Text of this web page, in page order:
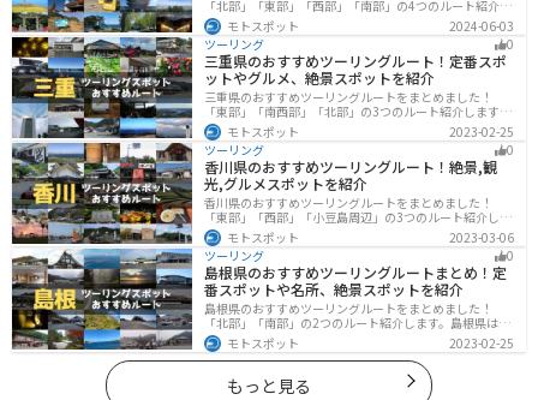
「北部」「東部」「西部」「南部」の4つのルート紹介し
ます。豊かな自然から歴史ある名所、グルメまで多彩な
魅力が詰まっており、様々な楽しみ方ができます。バイ
クで福岡県にツーリングに行く際は参考にしてくださ
い。
モトスポット
2024-06-03
ツーリング
0
三重県のおすすめツーリングルート！定番スポ
ットやグルメ、絶景スポットを紹介
三重県のおすすめツーリングルートをまとめました！
「東部」「南西部」「北部」の3つのルート紹介します。
標高の高いスカイラインからリアス式海岸まであるの
で、飽きることなくツーリングを堪能できます。バイク
で三重県にツーリングに行く際は参考にしてください。
モトスポット
2023-02-25
ツーリング
0
香川県のおすすめツーリングルート！絶景,観
光,グルメスポットを紹介
香川県のおすすめツーリングルートをまとめました！
「東部」「西部」「小豆島周辺」の3つのルート紹介しま
す。自然豊かな山から海、絶品グルメを満喫するツーリ
ングができます。バイクで香川県にツーリングに行く際
は参考にしてください。
モトスポット
2023-03-06
ツーリング
0
島根県のおすすめツーリングルートまとめ！定
番スポットや名所、絶景スポットを紹介
島根県のおすすめツーリングルートをまとめました！
「北部」「南部」の2つのルート紹介します。島根県は、
海と山が近く、1日で全然違う景色を堪能することができ
ます。バイクで島根県にツーリングに行く際は参考にし
てください。
モトスポット 2023-02-25
もっと見る